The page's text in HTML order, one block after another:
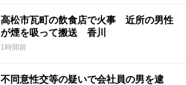
高松市瓦町の飲食店で火事 近所の男性
が煙を吸って搬送 香川
1時間前
不同意性交等の疑いで会社員の男を逮